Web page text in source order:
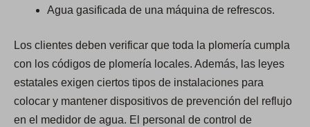
Agua gasificada de una máquina de refrescos.
Los clientes deben verificar que toda la plomería cumpla
con los códigos de plomería locales. Además, las leyes
estatales exigen ciertos tipos de instalaciones para
colocar y mantener dispositivos de prevención del reflujo
en el medidor de agua. El personal de control de